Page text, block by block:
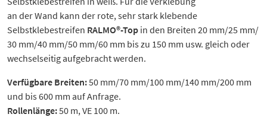
an der Wand kann der rote, sehr stark klebende
Selbstklebestreifen RALMO®-Top in den Breiten 20 mm/25 mm/
30 mm/40 mm/50 mm/60 mm bis zu 150 mm usw. gleich oder
wechselseitig aufgebracht werden.
Verfügbare Breiten:50 mm/70 mm/100 mm/140 mm/200 mm
und bis 600 mm auf Anfrage.
Rollenlänge:50 m, VE 100 m.